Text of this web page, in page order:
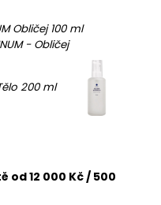
Obličej 100 ml
200 ml
12 000 Kč / 500